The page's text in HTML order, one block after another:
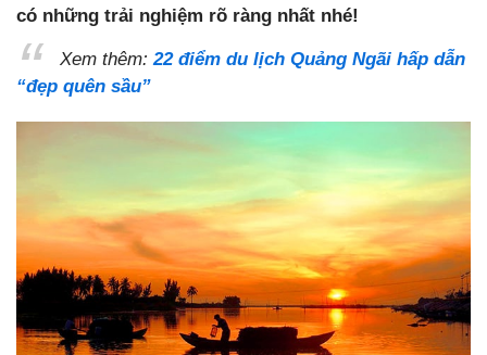
có những trải nghiệm rõ ràng nhất nhé!
Xem thêm:22 điểm du lịch Quảng Ngãi hấp dẫn
“đẹp quên sầu”